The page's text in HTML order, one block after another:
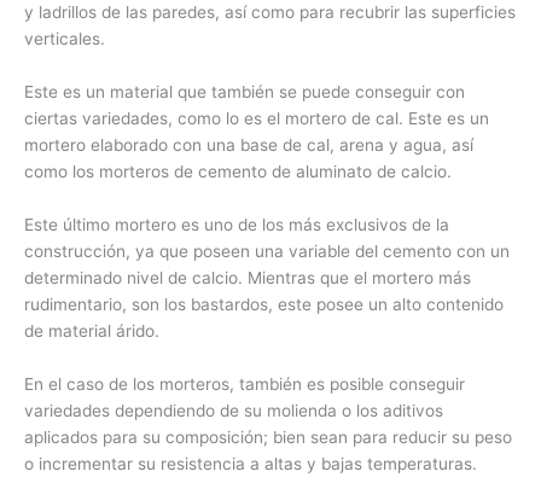
y ladrillos de las paredes, así como para recubrir las superficies
verticales.
Este es un material que también se puede conseguir con
ciertas variedades, como lo es el mortero de cal. Este es un
mortero elaborado con una base de cal, arena y agua, así
como los morteros de cemento de aluminato de calcio.
Este último mortero es uno de los más exclusivos de la
construcción, ya que poseen una variable del cemento con un
determinado nivel de calcio. Mientras que el mortero más
rudimentario, son los bastardos, este posee un alto contenido
de material árido.
En el caso de los morteros, también es posible conseguir
variedades dependiendo de su molienda o los aditivos
aplicados para su composición; bien sean para reducir su peso
o incrementar su resistencia a altas y bajas temperaturas.